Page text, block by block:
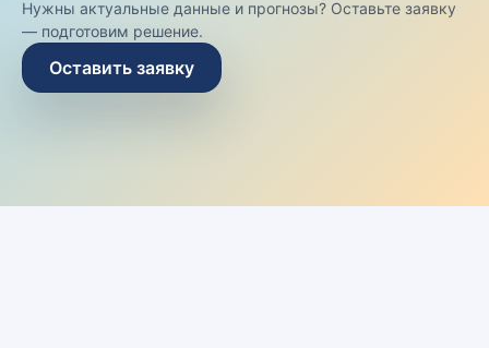
Нужны актуальные данные и прогнозы? Оставьте заявку
— подготовим решение.
Оставить заявку